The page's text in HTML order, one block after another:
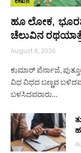
ಹೂ ಲೋಕ,
ಚೆಲುವಿನ
August 8, 2026
ಕುಮಾರ್ ಪೆರ್ನಾಜೆ,
ವಿಧ ವಿಧದ ಬಣ್ಣವ
ಬಳಸಿದವರಾರು…